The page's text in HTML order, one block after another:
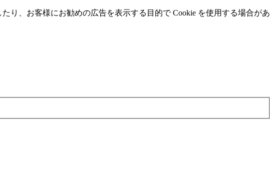
り、お客様にお勧めの広告を表⽰する⽬的で Cookie を使⽤する場合があ